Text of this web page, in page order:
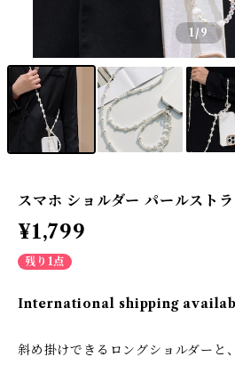
1 /9
スマホ ショルダー パールスト
¥1,799
残り1点
International shipping
斜め掛けできるロングショルダーと